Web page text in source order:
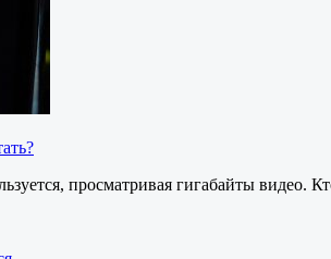
просматривая гигабайты видео.